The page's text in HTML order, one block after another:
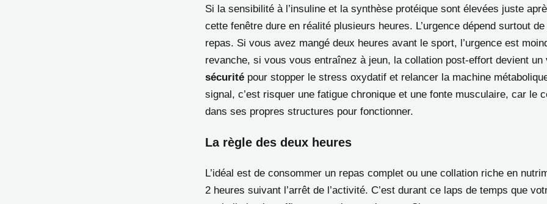
Si la sensibilité à l’insuline et la synthèse protéique sont élevées juste
cette fenêtre dure en réalité plusieurs heures. L’urgence dépend surtout
repas. Si vous avez mangé deux heures avant le sport, l’urgence est
revanche, si vous vous entraînez à jeun, la collation post-effort devient un
sécurité pour stopper le stress oxydatif et relancer la machine
signal, c’est risquer une fatigue chronique et une fonte musculaire, car le
dans ses propres structures pour fonctionner.
La règle des deux heures
L’idéal est de consommer un repas complet ou une collation riche en
2 heures suivant l’arrêt de l’activité. C’est durant ce laps de temps que